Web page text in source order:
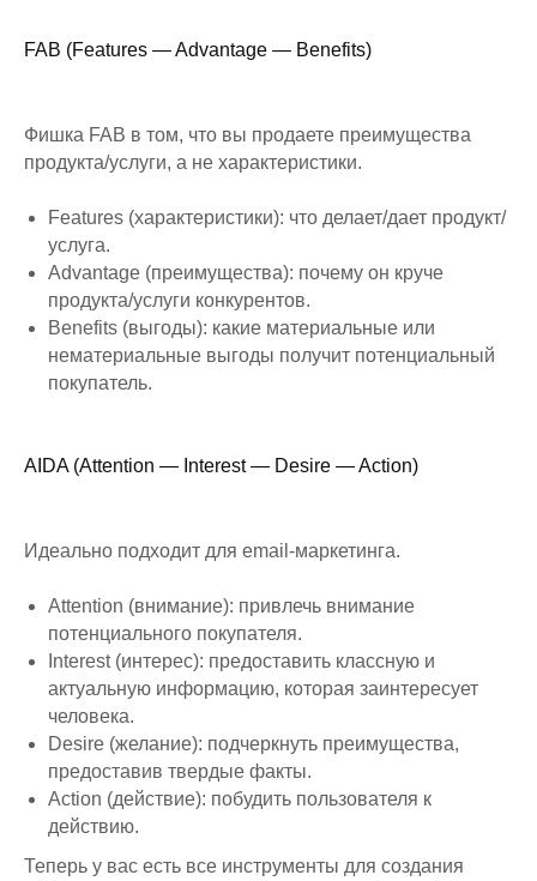
FAB (Features — Advantage — Benefits)
Фишка FAB в том, что вы продаете преимущества
продукта/услуги, а не характеристики.
Features (характеристики): что делает/дает продукт/
услуга.
Advantage (преимущества): почему он круче
продукта/услуги конкурентов.
Benefits (выгоды): какие материальные или
нематериальные выгоды получит потенциальный
покупатель.
AIDA (Attention — Interest — Desire — Action)
Идеально подходит для email-маркетинга.
Attention (внимание): привлечь внимание
потенциального покупателя.
Interest (интерес): предоставить классную и
актуальную информацию, которая заинтересует
человека.
Desire (желание): подчеркнуть преимущества,
предоставив твердые факты.
Action (действие): побудить пользователя к
действию.
Теперь у вас есть все инструменты для создания